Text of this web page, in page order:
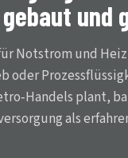
und
Notstrom und
oder
plant,
als